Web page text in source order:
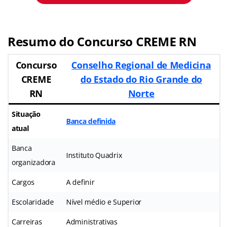
Resumo do Concurso CREME RN
Concurso
CREME
RN
Conselho Regional de Medicina
do Estado do Rio Grande do
Norte
Situação
atual
Banca definida
Banca
organizadora
Instituto Quadrix
Cargos A definir
Escolaridade Nível médio e Superior
Carreiras Administrativas